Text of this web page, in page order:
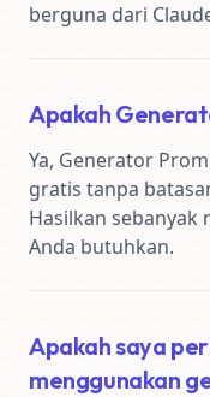
berguna dari
Apakah
Ya, Generator
gratis tanpa
Hasilkan sebanyak
Anda butuhkan.
Apakah saya
menggunakan